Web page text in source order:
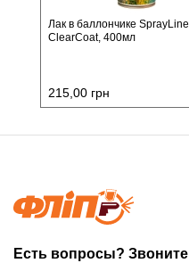
Лак в баллончике SprayLine
ClearCoat, 400мл
215,00 грн
Есть вопросы? Звоните